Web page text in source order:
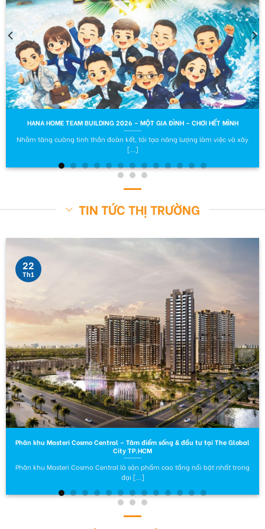
HANA HOME TEAM BUILDING 2026 – MỘT GIA ĐÌNH – CHƠI HẾT MÌNH
Nhằm tăng cường tinh thần đoàn kết, tái tạo năng lượng làm việc và xây
[...]
TIN TỨC THỊ TRƯỜNG
Phân khu Masteri Cosmo Central – Tâm điểm sống & đầu tư tại The Global
City TP.HCM
Phân khu Masteri Cosmo Central là sản phẩm cao tầng nổi bật nhất trong
đại [...]
22
Th1